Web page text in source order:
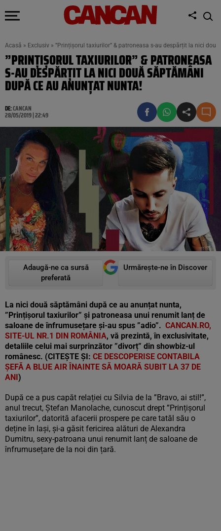
Acasă » Exclusiv » ”Prințișorul taxiurilor” & patroneasa s-au despărțit la nici
”PRINȚIȘORUL TAXIURILOR” & PATRONEASA
S-AU DESPĂRȚIT LA NICI DOUĂ SĂPTĂMÂNI
DUPĂ CE AU ANUNȚAT NUNTA!
DE:CANCAN
28/05/2019 | 22:49
Adaugă-ne ca sursă
preferată
Urmărește-ne în Discover
La nici două săptămâni după ce au anunțat nunta,
”Prințișorul taxiurilor” și patroneasa unui renumit lanț de
saloane de înfrumusețare și-au spus ”adio”. CANCAN.RO,
SITE-UL NR.1 DIN ROMÂNIA, vă prezintă, în exclusivitate,
detaliile celui mai surprinzător ”divorț” din showbiz-ul
românesc. (CITEȘTE ȘI: CE DESCOPERISE CONTABILA
ȘEFĂ A BLUE AIR ÎNAINTE SĂ MOARĂ SUBIT LA 37 DE
ANI)
După ce a pus capăt relației cu Silvia de la ”Bravo, ai stil!”,
anul trecut, Ștefan Manolache, cunoscut drept ”Prințișorul
taxiurilor”, datorită afacerii prospere pe care tatăl său o
deține în Iași, și-a găsit fericirea alături de Alexandra
Dumitru, sexy-patroana unui renumit lanț de saloane de
înfrumusețare de la noi din țară.